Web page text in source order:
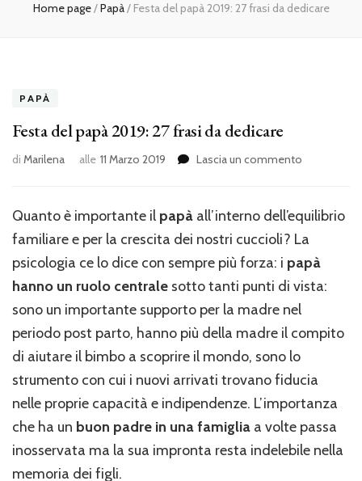
Home page/Papà/ Festa del papà 2019: 27 frasi da dedicare
PAPÀ
Festa del papà 2019: 27 frasi da dedicare
di Marilena alle 11 Marzo 2019 Lascia un commento
papà
2019:
27
frasi
da
dedicare
Quanto è importante il papà all’interno dell’equilibrio
familiare e per la crescita dei nostri cuccioli? La
psicologia ce lo dice con sempre più forza: i papà
hanno un ruolo centrale sotto tanti punti di vista:
sono un importante supporto per la madre nel
periodo post parto, hanno più della madre il compito
di aiutare il bimbo a scoprire il mondo, sono lo
strumento con cui i nuovi arrivati trovano fiducia
nelle proprie capacità e indipendenze. L’importanza
che ha un buon padre in una famiglia a volte passa
inosservata ma la sua impronta resta indelebile nella
memoria dei figli.